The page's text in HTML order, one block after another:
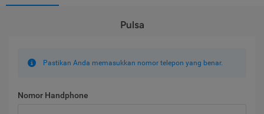
Pulsa
Pastikan Anda memasukkan nomor telepon yang benar.
Nomor Handphone